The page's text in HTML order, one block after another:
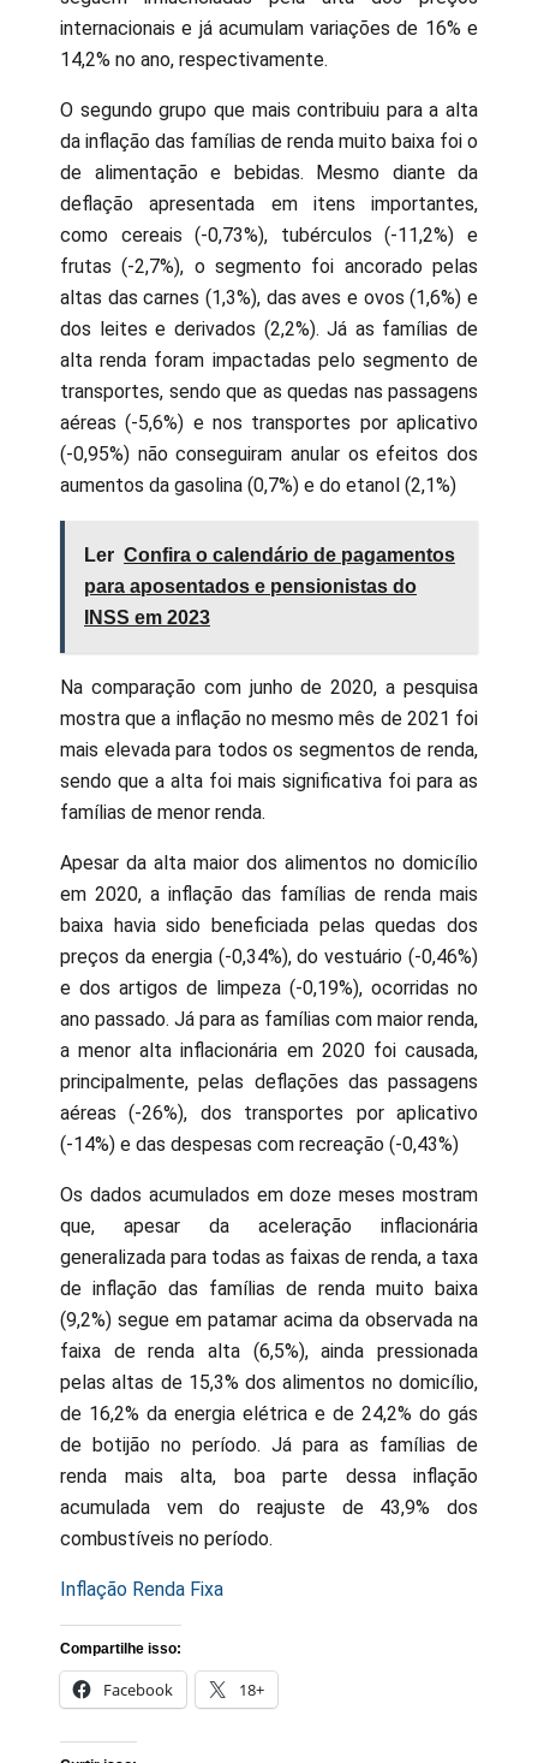
internacionais e já acumulam variações de 16% e
14,2% no ano, respectivamente.
O segundo grupo que mais contribuiu para a alta
da inflação das famílias de renda muito baixa foi o
de alimentação e bebidas. Mesmo diante da
deflação apresentada em itens importantes,
como cereais (-0,73%), tubérculos (-11,2%) e
frutas (-2,7%), o segmento foi ancorado pelas
altas das carnes (1,3%), das aves e ovos (1,6%) e
dos leites e derivados (2,2%). Já as famílias de
alta renda foram impactadas pelo segmento de
transportes, sendo que as quedas nas passagens
aéreas (-5,6%) e nos transportes por aplicativo
(-0,95%) não conseguiram anular os efeitos dos
aumentos da gasolina (0,7%) e do etanol (2,1%)
Ler Confira o calendário de pagamentos
para aposentados e pensionistas do
INSS em 2023
Na comparação com junho de 2020, a pesquisa
mostra que a inflação no mesmo mês de 2021 foi
mais elevada para todos os segmentos de renda,
sendo que a alta foi mais significativa foi para as
famílias de menor renda.
Apesar da alta maior dos alimentos no domicílio
em 2020, a inflação das famílias de renda mais
baixa havia sido beneficiada pelas quedas dos
preços da energia (-0,34%), do vestuário (-0,46%)
e dos artigos de limpeza (-0,19%), ocorridas no
ano passado. Já para as famílias com maior renda,
a menor alta inflacionária em 2020 foi causada,
principalmente, pelas deflações das passagens
aéreas (-26%), dos transportes por aplicativo
(-14%) e das despesas com recreação (-0,43%)
Os dados acumulados em doze meses mostram
que, apesar da aceleração inflacionária
generalizada para todas as faixas de renda, a taxa
de inflação das famílias de renda muito baixa
(9,2%) segue em patamar acima da observada na
faixa de renda alta (6,5%), ainda pressionada
pelas altas de 15,3% dos alimentos no domicílio,
de 16,2% da energia elétrica e de 24,2% do gás
de botijão no período. Já para as famílias de
renda mais alta, boa parte dessa inflação
acumulada vem do reajuste de 43,9% dos
combustíveis no período.
Inflação Renda Fixa
Compartilhe isso:
Facebook 18+